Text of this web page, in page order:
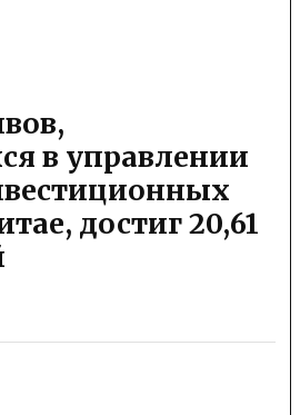
в управлении
достиг 20,61